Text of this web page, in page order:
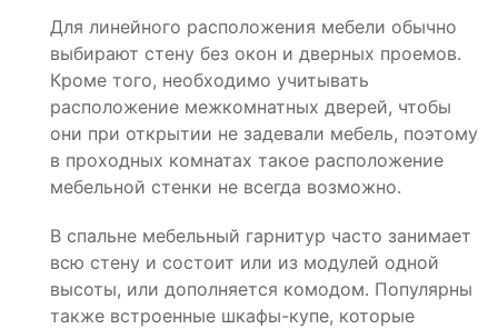
Для линейного расположения мебели обычно
выбирают стену без окон и дверных проемов.
Кроме того, необходимо учитывать
расположение межкомнатных дверей, чтобы
они при открытии не задевали мебель, поэтому
в проходных комнатах такое расположение
мебельной стенки не всегда возможно.
В спальне мебельный гарнитур часто занимает
всю стену и состоит или из модулей одной
высоты, или дополняется комодом. Популярны
также встроенные шкафы-купе, которые